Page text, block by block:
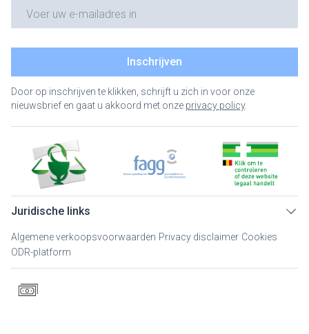
Inschrijven
Door op inschrijven te klikken, schrijft u zich in voor onze
nieuwsbrief en gaat u akkoord met onze privacy policy.
Juridische links
Algemene verkoopsvoorwaarden Privacy disclaimer Cookies
ODR-platform